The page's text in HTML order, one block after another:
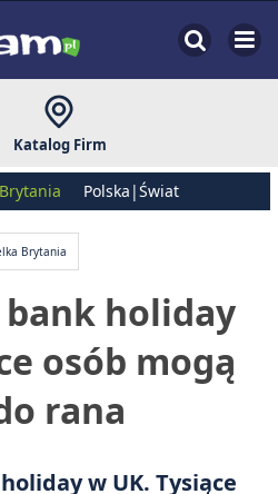
Katalog Firm
Polska|Świat
Brytania
holiday
osób mogą
rana